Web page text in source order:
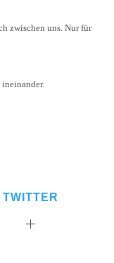
zwischen uns. Nur für
TWITTER